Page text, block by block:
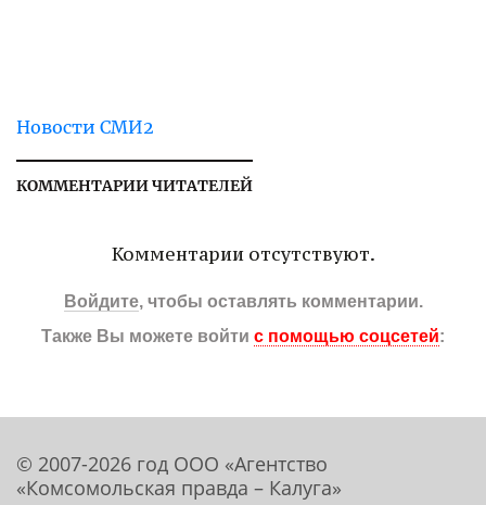
Новости СМИ2
КОММЕНТАРИИ ЧИТАТЕЛЕЙ
Комментарии отсутствуют.
Войдите, чтобы оставлять комментарии.
Также Вы можете войти с помощью соцсетей:
© 2007-2026 год ООО «Агентство
«Комсомольская правда – Калуга»